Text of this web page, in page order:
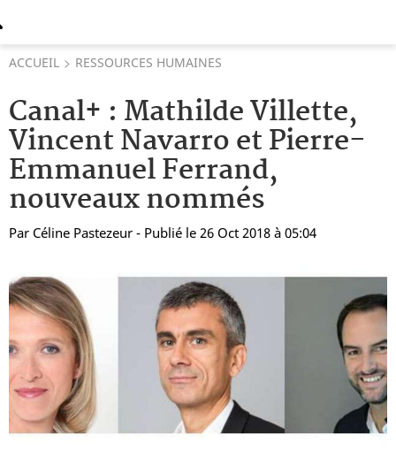
ACCUEIL RESSOURCES HUMAINES
Canal+ : Mathilde Villette,
Vincent Navarro et Pierre-
Emmanuel Ferrand,
nouveaux nommés
Par Céline Pastezeur - Publié le 26 Oct 2018 à 05:04